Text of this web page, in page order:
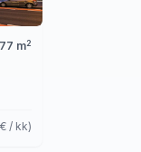
m2
€ / kk)